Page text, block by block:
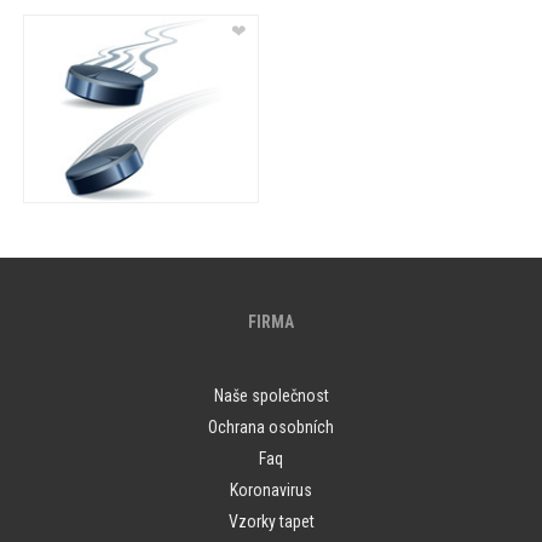
❤
FIRMA
Naše společnost
Ochrana osobních
Faq
Koronavirus
Vzorky tapet